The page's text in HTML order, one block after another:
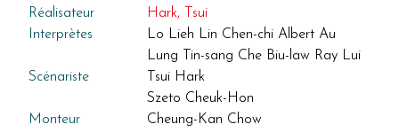
Réalisateur
Hark, Tsui
Interprètes
Lo Lieh Lin Chen-chi Albert Au
Lung Tin-sang Che Biu-law Ray Lui
Scénariste
Tsui Hark
Szeto Cheuk-Hon
Monteur
Cheung-Kan Chow